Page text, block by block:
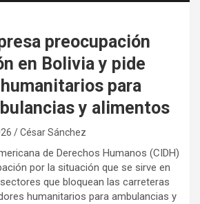
preocupación
en Bolivia y pide
para
y alimentos
/ César Sánchez
de Derechos Humanos (CIDH)
por la situación que se sirve en
que bloquean las carreteras
humanitarios para ambulancias y